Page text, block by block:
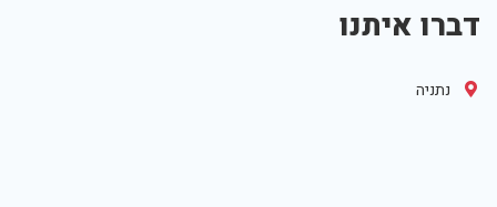
דברו איתנו
נתניה